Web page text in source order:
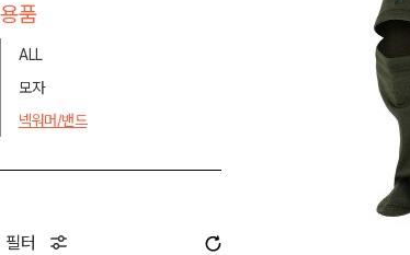
용품
ALL
모자
넥워머/밴드
필터